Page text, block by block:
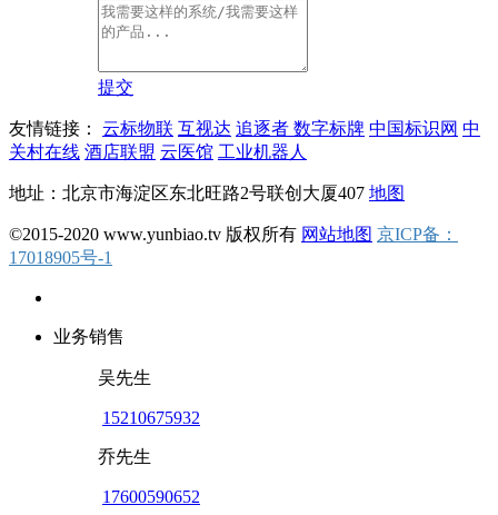
提交
友情链接： 云标物联 互视达 追逐者 数字标牌 中国标识网 中
关村在线 酒店联盟 云医馆 工业机器人
地址：北京市海淀区东北旺路2号联创大厦407 地图
©2015-2020 www.yunbiao.tv 版权所有 网站地图 京ICP备：
17018905号-1
业务销售
吴先生
15210675932
乔先生
17600590652